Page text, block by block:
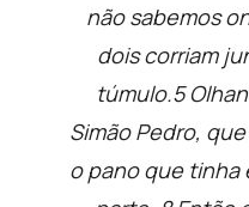
não sabemos
dois corriam
túmulo.5
Simão Pedro,
o pano que tinha